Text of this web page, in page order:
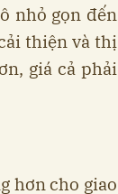
nhỏ gọn đến
thiện và thị
giá cả phải
hơn cho giao